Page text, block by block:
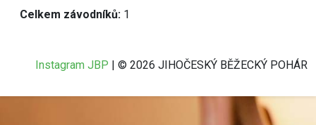
Celkem závodníků: 1
Instagram JBP | © 2026 JIHOČESKÝ BĚŽECKÝ POHÁR